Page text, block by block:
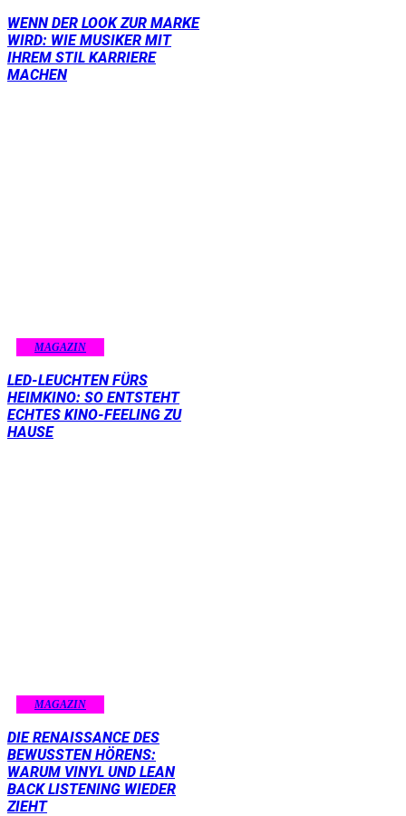
WENN DER LOOK ZUR MARKE
WIRD: WIE MUSIKER MIT
IHREM STIL KARRIERE
MACHEN
MAGAZIN
LED-LEUCHTEN FÜRS
HEIMKINO: SO ENTSTEHT
ECHTES KINO-FEELING ZU
HAUSE
MAGAZIN
DIE RENAISSANCE DES
BEWUSSTEN HÖRENS:
WARUM VINYL UND LEAN
BACK LISTENING WIEDER
ZIEHT